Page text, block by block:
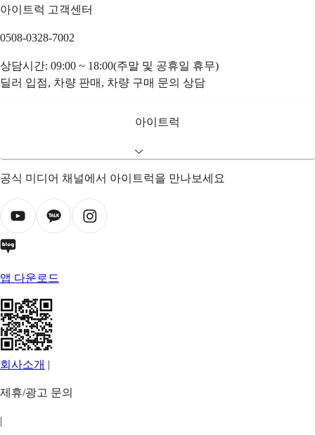
아이트럭 고객센터
0508-0328-7002
상담시간: 09:00 ~ 18:00(주말 및 공휴일 휴무)
딜러 입점, 차량 판매, 차량 구매 문의 상담
아이트럭
공식 미디어 채널에서 아이트럭을 만나보세요
앱 다운로드
회사소개 |
제휴/광고 문의
|